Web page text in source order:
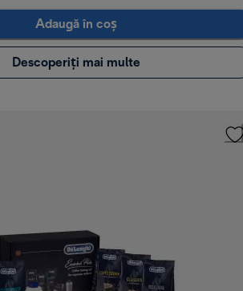
Adaugă în coș
Descoperiți mai multe